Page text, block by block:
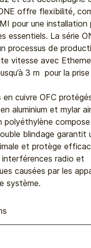
offre flexibilité,
pour une installation
essentiels. La série
processus de
vitesse avec
3 m pour la
cuivre OFC
aluminium et mylar
polyéthylène
blindage garantit
et protège
interférences radio et
causées par les
système.